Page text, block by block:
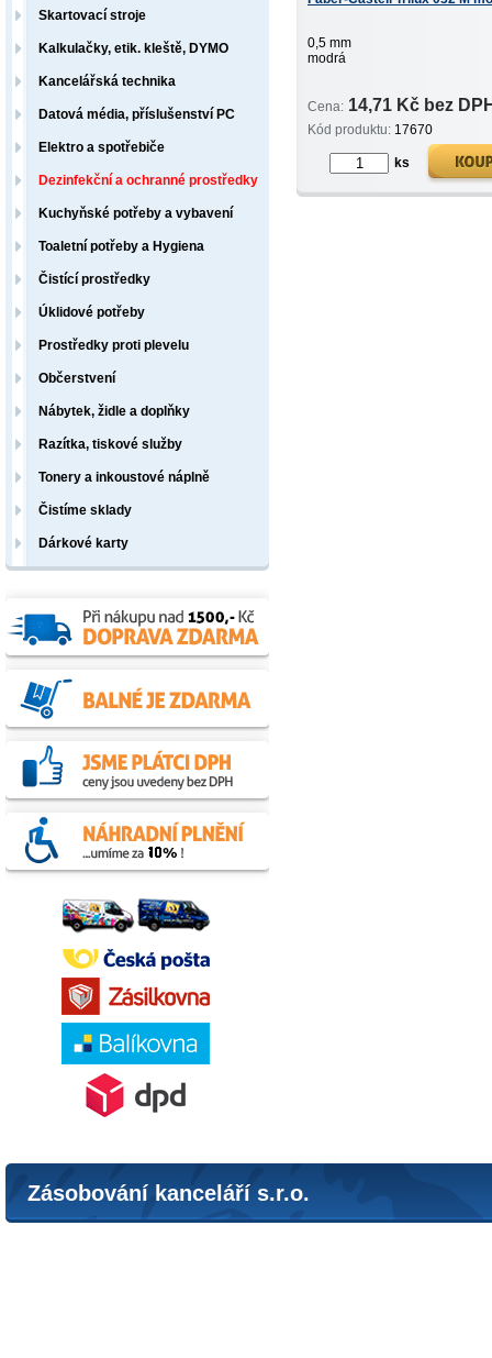
0,5 mm
modrá
Cena: 14,71 Kč bez
Kód produktu: 17670
ks
Skartovací stroje
Kalkulačky, etik. kleště, DYMO
Kancelářská technika
Datová média, příslušenství PC
Elektro a spotřebiče
Dezinfekční a ochranné prostředky
Kuchyňské potřeby a vybavení
Toaletní potřeby a Hygiena
Čistící prostředky
Úklidové potřeby
Prostředky proti plevelu
Občerstvení
Nábytek, židle a doplňky
Razítka, tiskové služby
Tonery a inkoustové náplně
Čistíme sklady
Dárkové karty
Zásobování kanceláří s.r.o.